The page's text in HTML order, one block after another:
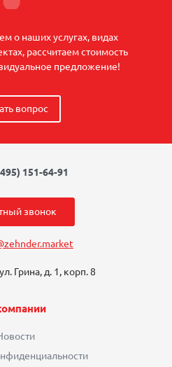
о наших услугах, видах
рассчитаем стоимость
предложение!
вопрос
151-64-91
звонок
Грина, д. 1, корп. 8